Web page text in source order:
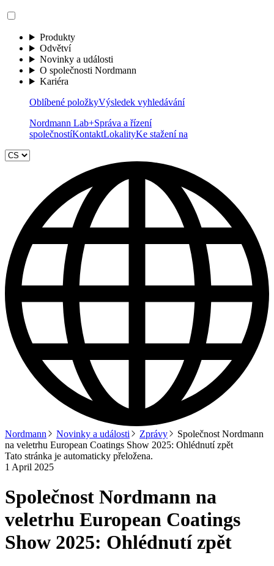
Produkty
Odvětví
Novinky a události
O společnosti Nordmann
Kariéra
Oblíbené položkyVýsledek vyhledávání
Nordmann Lab+Správa a řízení
společnostíKontaktLokalityKe stažení na
Nordmann Novinky a události Zprávy
Společnost Nordmann
na veletrhu European Coatings Show 2025: Ohlédnutí zpět
Tato stránka je automaticky přeložena.
1 April 2025
Společnost Nordmann na
veletrhu European Coatings
Show 2025: Ohlédnutí zpět